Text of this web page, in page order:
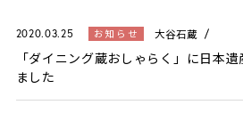
2020.03.25 お知らせ 大谷石蔵
「ダイニング蔵おしゃらく」に日本
ました